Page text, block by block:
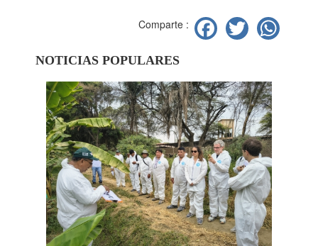
Comparte : Facebook
Twitter
NOTICIAS POPULARES